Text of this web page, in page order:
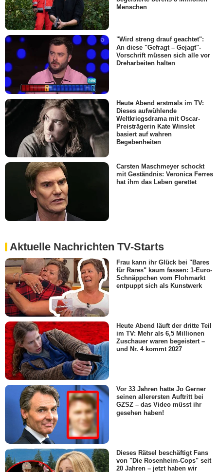
Menschen
"Wird streng drauf geachtet":
An diese "Gefragt – Gejagt"-
Vorschrift müssen sich alle vor
Dreharbeiten halten
Heute Abend erstmals im TV:
Dieses aufwühlende
Weltkriegsdrama mit Oscar-
Preisträgerin Kate Winslet
basiert auf wahren
Begebenheiten
Carsten Maschmeyer schockt
mit Geständnis: Veronica Ferres
hat ihm das Leben gerettet
Aktuelle Nachrichten TV-Starts
Frau kann ihr Glück bei "Bares
für Rares" kaum fassen: 1-Euro-
Schnäppchen vom Flohmarkt
entpuppt sich als Kunstwerk
Heute Abend läuft der dritte Teil
im TV: Mehr als 6,5 Millionen
Zuschauer waren begeistert –
und Nr. 4 kommt 2027
Vor 33 Jahren hatte Jo Gerner
seinen allerersten Auftritt bei
GZSZ – das Video müsst ihr
gesehen haben!
Dieses Rätsel beschäftigt Fans
von "Die Rosenheim-Cops" seit
20 Jahren – jetzt haben wir